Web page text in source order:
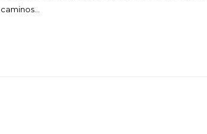
caminos…